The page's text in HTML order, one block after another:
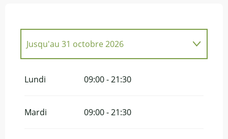
30 mars 2026
Jusqu'au 31 octobre 2026
Lundi 09:00 - 21:30
Mardi 09:00 - 21:30